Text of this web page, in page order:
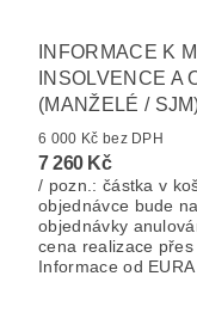
INFORMACE K
INSOLVENCE A
(MANŽELÉ /
6 000 Kč bez DPH
7 260 Kč
/ pozn.: částka v
objednávce bude
objednávky
cena realizace přes
Informace od